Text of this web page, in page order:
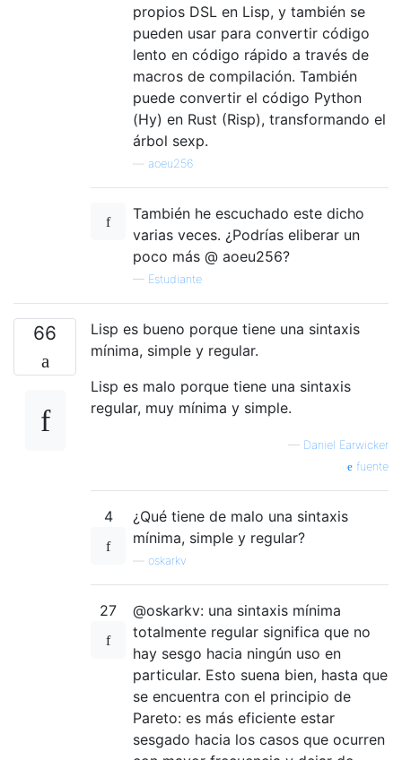
propios DSL en Lisp, y también se
pueden usar para convertir código
lento en código rápido a través de
macros de compilación. También
puede convertir el código Python
(Hy) en Rust (Risp), transformando el
árbol sexp.
aoeu256
También he escuchado este dicho
varias veces. ¿Podrías eliberar un
poco más @ aoeu256?
— Estudiante
66
Lisp es bueno porque tiene una sintaxis
mínima, simple y regular.
Lisp es malo porque tiene una sintaxis
regular, muy mínima y simple.
— Daniel Earwicker
fuente
4
¿Qué tiene de malo una sintaxis
mínima, simple y regular?
oskarkv
27
@oskarkv: una sintaxis mínima
totalmente regular significa que no
hay sesgo hacia ningún uso en
particular. Esto suena bien, hasta que
se encuentra con el principio de
Pareto: es más eficiente estar
sesgado hacia los casos que ocurren